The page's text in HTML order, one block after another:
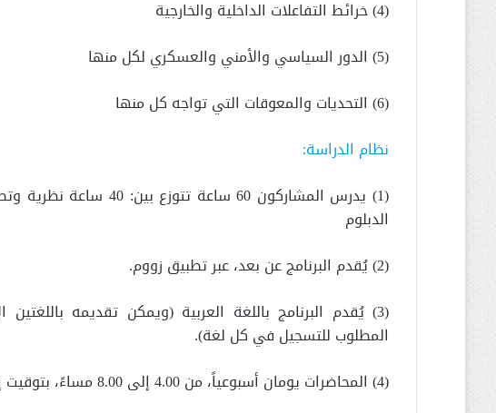
(4) خرائط التفاعلات الداخلية والخارجية
(5) الدور السياسي والأمني والعسكري لكل منها
(6) التحديات والمعوقات التي تواجه كل منها
نظام الدراسة:
الدبلوم
(2) يُقدم البرنامج عن بعد، عبر تطبيق زووم.
(3) يُقدم البرنامج باللغة العربية (ويمكن تقديمه
المطلوب للتسجيل في كل لغة).
(4) المحاضرات يومان أسبوعياً، من 4.00 إلى 8.00 مساءً، بتوقيت إسطنبول.